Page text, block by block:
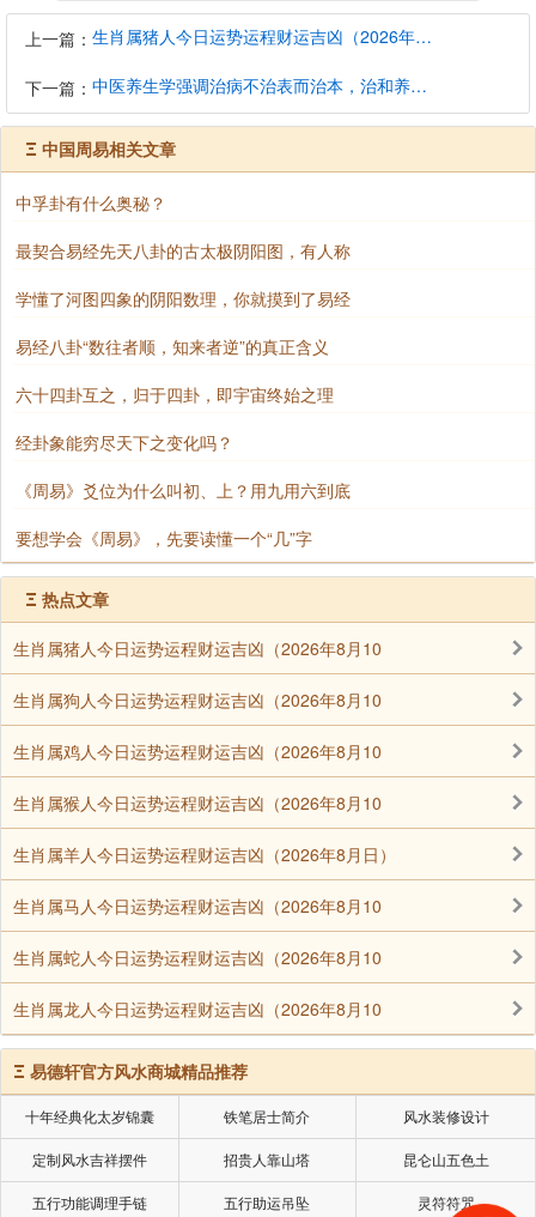
有按后天八卦次序排列的后天八卦图，即是周易六
十四卦。
有按八卦卦象次序排列的西汉京方八宫卦，祥见八
宫卦次图。
★周易六十四卦的记忆法:
《易经》第一卦 乾 乾为天 乾上乾下
《易经》第二卦 坤 坤为地 坤上坤下
《易经》第三卦 屯 水雷屯 坎上震下
《易经》第四卦 蒙 山水蒙 艮上坎下
《易经》第五卦 需 水天需 坎上乾下
《易经》第六卦 讼 天水讼 乾上坎下
上一篇： 生肖属猪人今日运势运程财运吉凶（2026年8月10日）详解查询
下一篇： 中医养生学强调治病不治表而治本，治和养兼顾是有必要的
Ξ 中国周易相关文章
中孚卦有什么奥秘？
最契合易经先天八卦的古太极阴阳图，有人称
学懂了河图四象的阴阳数理，你就摸到了易经
易经八卦“数往者顺，知来者逆”的真正含义
六十四卦互之，归于四卦，即宇宙终始之理
经卦象能穷尽天下之变化吗？
《周易》爻位为什么叫初、上？用九用六到底
要想学会《周易》，先要读懂一个“几”字
Ξ 热点文章
生肖属猪人今日运势运程财运吉凶（2026年8月10
生肖属狗人今日运势运程财运吉凶（2026年8月10
生肖属鸡人今日运势运程财运吉凶（2026年8月10
生肖属猴人今日运势运程财运吉凶（2026年8月10
生肖属羊人今日运势运程财运吉凶（2026年8月日）
生肖属马人今日运势运程财运吉凶（2026年8月10
生肖属蛇人今日运势运程财运吉凶（2026年8月10
生肖属龙人今日运势运程财运吉凶（2026年8月10
Ξ 易德轩官方风水商城精品推荐
十年经典化太岁锦囊 铁笔居士简介 风水装修设计
定制风水吉祥摆件 招贵人靠山塔 昆仑山五色土
五行功能调理手链 五行助运吊坠 灵符符咒